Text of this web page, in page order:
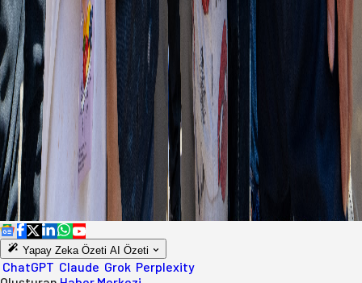
Yapay Zeka Özeti AI Özeti
ChatGPT Claude Grok Perplexity